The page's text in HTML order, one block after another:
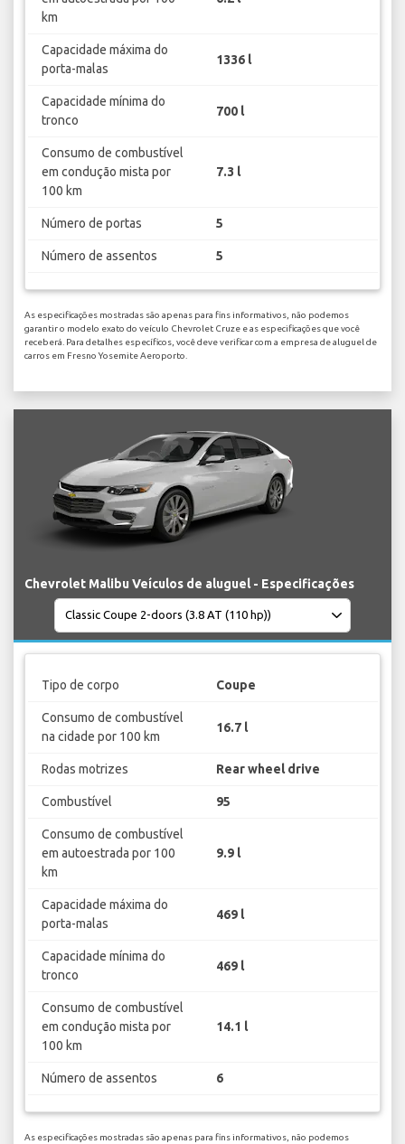
km
Capacidade máxima do
porta-malas
1336 l
Capacidade mínima do
tronco
700 l
Consumo de combustível
em condução mista por
100 km
7.3 l
Número de portas 5
Número de assentos 5
As especificações mostradas são apenas para fins informativos, não podemos
garantir o modelo exato do veículo Chevrolet Cruze e as especificações que você
receberá. Para detalhes específicos, você deve verificar com a empresa de aluguel de
carros em Fresno Yosemite Aeroporto.
Chevrolet Malibu Veículos de aluguel - Especificações
Tipo de corpo Coupe
Consumo de combustível
na cidade por 100 km
16.7 l
Rodas motrizes Rear wheel drive
Combustível 95
Consumo de combustível
em autoestrada por 100
km
9.9 l
Capacidade máxima do
porta-malas
469 l
Capacidade mínima do
tronco
469 l
Consumo de combustível
em condução mista por
100 km
14.1 l
Número de assentos 6
As especificações mostradas são apenas para fins informativos, não podemos